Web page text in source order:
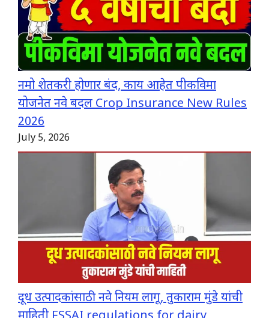
नमो शेतकरी होणार बंद, काय आहेत पीकविमा
योजनेत नवे बदल Crop Insurance New Rules
2026
July 5, 2026
दूध उत्पादकांसाठी नवे नियम लागू, तुकाराम मुंडे यांची